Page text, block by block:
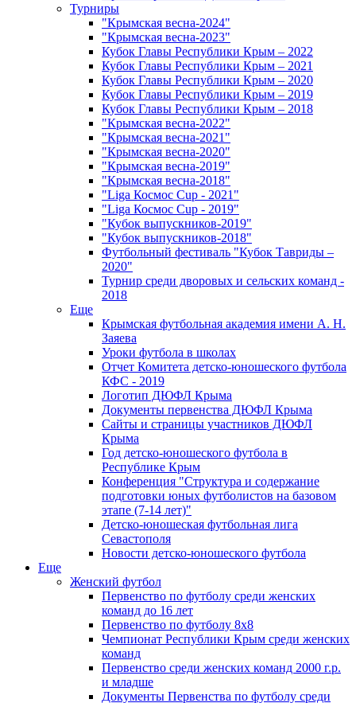
Турниры
"Крымская весна-2024"
"Крымская весна-2023"
Кубок Главы Республики Крым – 2022
Кубок Главы Республики Крым – 2021
Кубок Главы Республики Крым – 2020
Кубок Главы Республики Крым – 2019
Кубок Главы Республики Крым – 2018
"Крымская весна-2022"
"Крымская весна-2021"
"Крымская весна-2020"
"Крымская весна-2019"
"Крымская весна-2018"
"Liga Космос Cup - 2021"
"Liga Космос Cup - 2019"
"Кубок выпускников-2019"
"Кубок выпускников-2018"
Футбольный фестиваль "Кубок Тавриды –
2020"
Турнир среди дворовых и сельских команд -
2018
Еще
Крымская футбольная академия имени А. Н.
Заяева
Уроки футбола в школах
Отчет Комитета детско-юношеского футбола
КФС - 2019
Логотип ДЮФЛ Крыма
Документы первенства ДЮФЛ Крыма
Сайты и страницы участников ДЮФЛ
Крыма
Год детско-юношеского футбола в
Республике Крым
Конференция "Структура и содержание
подготовки юных футболистов на базовом
этапе (7-14 лет)"
Детско-юношеская футбольная лига
Севастополя
Новости детско-юношеского футбола
Еще
Женский футбол
Первенство по футболу среди женских
команд до 16 лет
Первенство по футболу 8х8
Чемпионат Республики Крым среди женских
команд
Первенство среди женских команд 2000 г.р.
и младше
Документы Первенства по футболу среди